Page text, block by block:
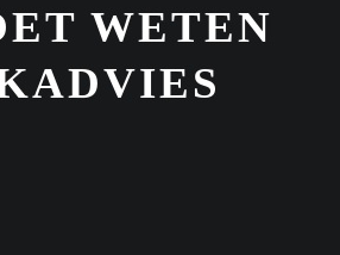
WETEN